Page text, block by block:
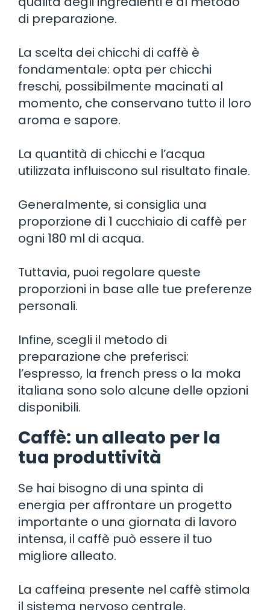
di preparazione.
La scelta dei chicchi di caffè è
fondamentale: opta per chicchi
freschi, possibilmente macinati al
momento, che conservano tutto il loro
aroma e sapore.
La quantità di chicchi e l’acqua
utilizzata influiscono sul risultato finale.
Generalmente, si consiglia una
proporzione di 1 cucchiaio di caffè per
ogni 180 ml di acqua.
Tuttavia, puoi regolare queste
proporzioni in base alle tue preferenze
personali.
Infine, scegli il metodo di
preparazione che preferisci:
l’espresso, la french press o la moka
italiana sono solo alcune delle opzioni
disponibili.
Caffè: un alleato per la
tua produttività
Se hai bisogno di una spinta di
energia per affrontare un progetto
importante o una giornata di lavoro
intensa, il caffè può essere il tuo
migliore alleato.
La caffeina presente nel caffè stimola
il sistema nervoso centrale,